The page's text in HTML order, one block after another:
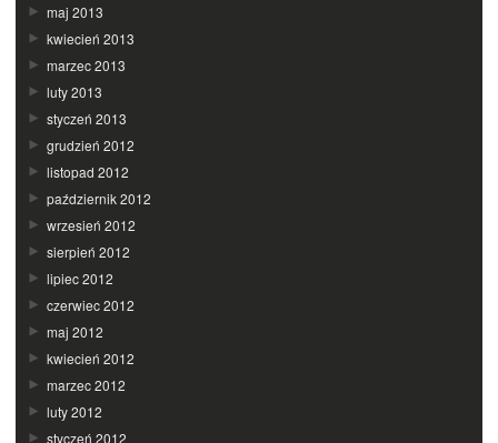
maj 2013
kwiecień 2013
marzec 2013
luty 2013
styczeń 2013
grudzień 2012
listopad 2012
październik 2012
wrzesień 2012
sierpień 2012
lipiec 2012
czerwiec 2012
maj 2012
kwiecień 2012
marzec 2012
luty 2012
styczeń 2012